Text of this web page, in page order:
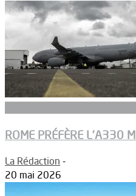
ROME PRÉFÈRE L’A330
La Rédaction -
20 mai 2026